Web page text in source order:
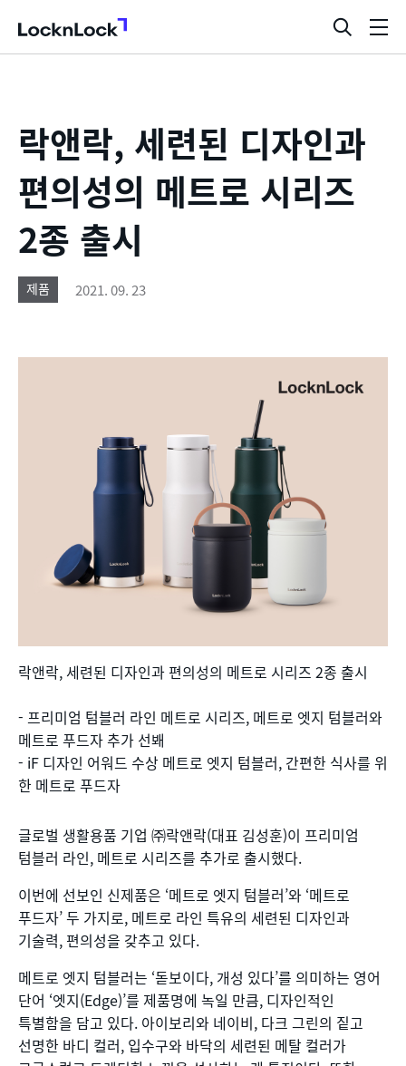
LocknLock
검
색
락앤락, 세련된 디자인과
편의성의 메트로 시리즈
2종 출시
제품 2021. 09. 23
락앤락, 세련된 디자인과 편의성의 메트로 시리즈 2종 출시
- 프리미엄 텀블러 라인 메트로 시리즈, 메트로 엣지 텀블러와
메트로 푸드자 추가 선봬
- iF 디자인 어워드 수상 메트로 엣지 텀블러, 간편한 식사를 위
한 메트로 푸드자
글로벌 생활용품 기업 ㈜락앤락(대표 김성훈)이 프리미엄
텀블러 라인, 메트로 시리즈를 추가로 출시했다.
이번에 선보인 신제품은 ‘메트로 엣지 텀블러’와 ‘메트로
푸드자’ 두 가지로, 메트로 라인 특유의 세련된 디자인과
기술력, 편의성을 갖추고 있다.
메트로 엣지 텀블러는 ‘돋보이다, 개성 있다’를 의미하는 영어
단어 ‘엣지(Edge)’를 제품명에 녹일 만큼, 디자인적인
특별함을 담고 있다. 아이보리와 네이비, 다크 그린의 짙고
선명한 바디 컬러, 입수구와 바닥의 세련된 메탈 컬러가